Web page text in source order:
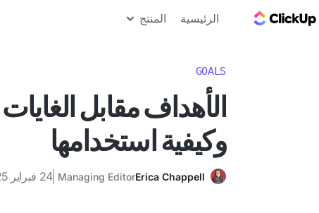
الرئيسية المنتج
GOALS
الأهداف مقابل
وكيفية استخدامها
Erica Chappell
Managing Editor 24 فبراير 2025